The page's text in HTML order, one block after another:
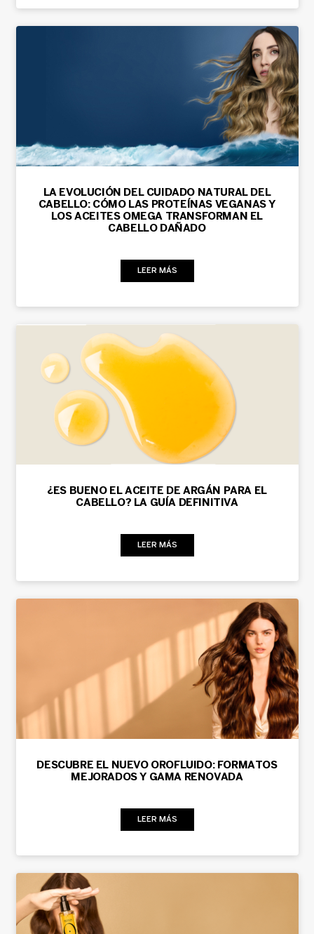
LA EVOLUCIÓN DEL CUIDADO NATURAL DEL
CABELLO: CÓMO LAS PROTEÍNAS VEGANAS Y
LOS ACEITES OMEGA TRANSFORMAN EL
CABELLO DAÑADO
LEER MÁS
¿ES BUENO EL ACEITE DE ARGÁN PARA EL
CABELLO? LA GUÍA DEFINITIVA
LEER MÁS
DESCUBRE EL NUEVO OROFLUIDO: FORMATOS
MEJORADOS Y GAMA RENOVADA
LEER MÁS